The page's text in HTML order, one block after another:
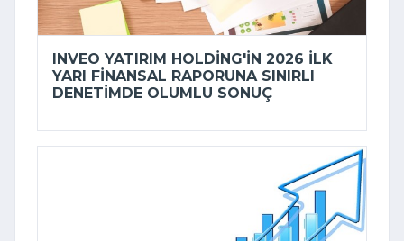
INVEO YATIRIM HOLDING'IN 2026 ILK
YARI FINANSAL RAPORUNA SINIRLI
DENETIMDE OLUMLU SONUÇ